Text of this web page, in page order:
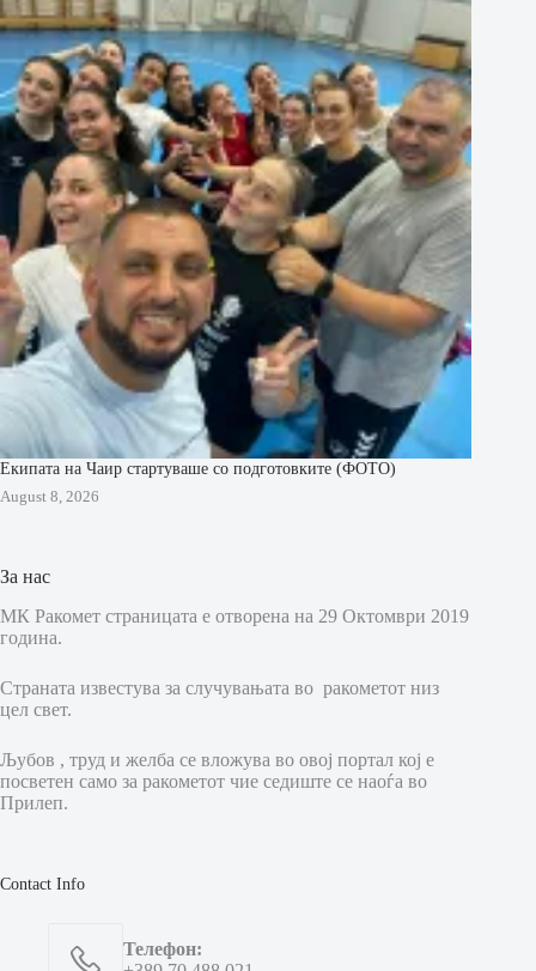
Екипата на Чаир стартуваше со подготовките (ФОТО)
August 8, 2026
За нас
МК Ракомет страницата е отворена на 29 Октомври 2019
година.
Страната известува за случувањата во ракометот низ
цел свет.
Љубов , труд и желба се вложува во овој портал кој е
посветен само за ракометот чие седиште се наоѓа во
Прилеп.
Contact Info
Телефон: